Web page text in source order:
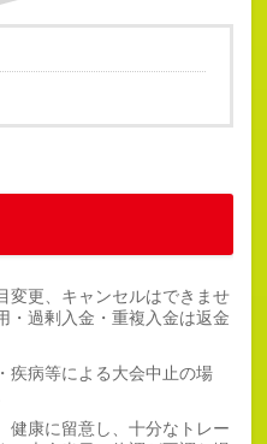
変更、キャンセルはできませ
・過剰入金・重複入金は返金
疾病等による大会中止の場
健康に留意し、十分なトレー